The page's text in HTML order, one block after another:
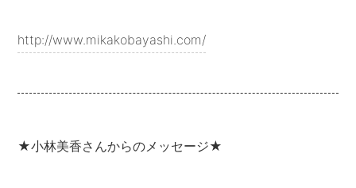
http://www.mikakobayashi.com/
★小林美香さんからのメッセージ★